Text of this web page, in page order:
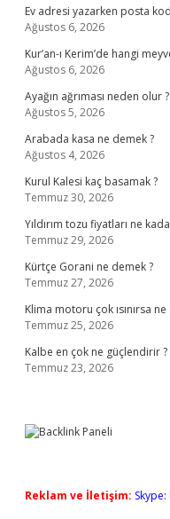
Ev adresi yazarken posta
Ağustos 6, 2026
Kur’an-ı Kerim’de hangi
Ağustos 6, 2026
Ayağın ağrıması neden olur ?
Ağustos 5, 2026
Arabada kasa ne demek ?
Ağustos 4, 2026
Kurul Kalesi kaç basamak ?
Temmuz 30, 2026
Yıldırım tozu fiyatları ne
Temmuz 29, 2026
Kürtçe Gorani ne demek ?
Temmuz 27, 2026
Klima motoru çok ısınırsa
Temmuz 25, 2026
Kalbe en çok ne güçlendirir ?
Temmuz 23, 2026
Reklam ve İletişim: